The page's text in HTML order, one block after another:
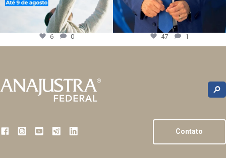
6 0 47 1
Contato